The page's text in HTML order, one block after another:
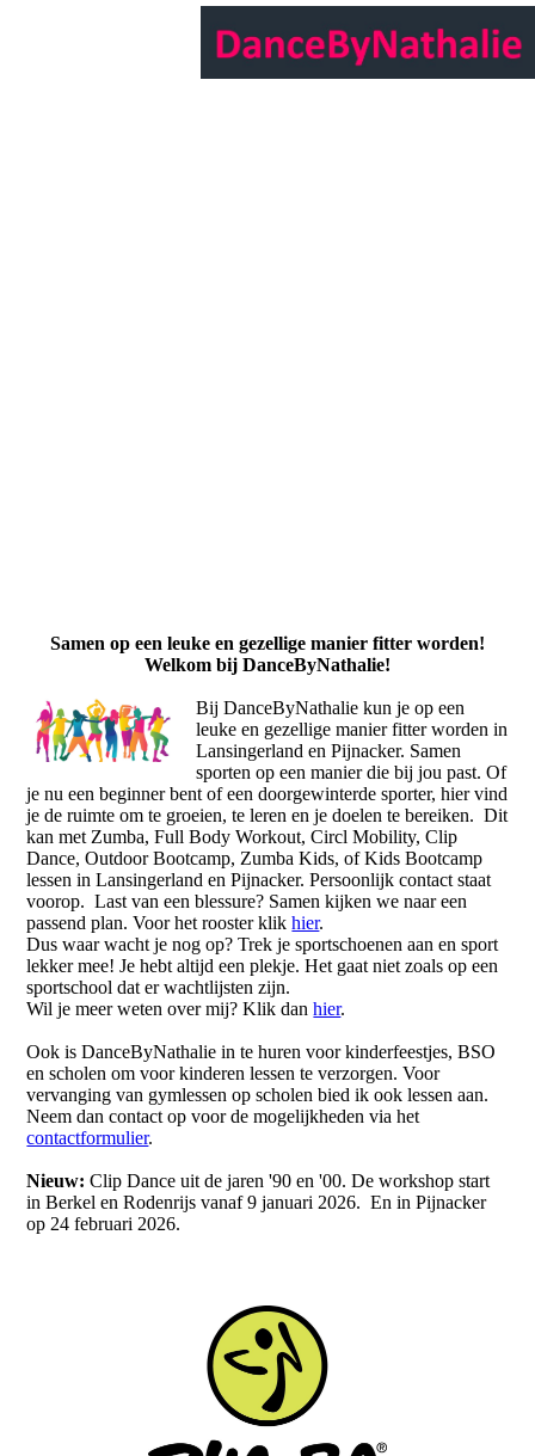
Samen op een leuke en gezellige manier fitter worden!
Welkom bij DanceByNathalie!
Bij DanceByNathalie kun je op een
leuke en gezellige manier fitter worden in
Lansingerland en Pijnacker. Samen
sporten op een manier die bij jou past. Of
je nu een beginner bent of een doorgewinterde sporter, hier vind
je de ruimte om te groeien, te leren en je doelen te bereiken. Dit
kan met Zumba, Full Body Workout, Circl Mobility, Clip
Dance, Outdoor Bootcamp, Zumba Kids, of Kids Bootcamp
lessen in Lansingerland en Pijnacker. Persoonlijk contact staat
voorop. Last van een blessure? Samen kijken we naar een
passend plan. Voor het rooster klikhier.
Dus waar wacht je nog op? Trek je sportschoenen aan en sport
lekker mee! Je hebt altijd een plekje. Het gaat niet zoals op een
sportschool dat er wachtlijsten zijn.
Wil je meer weten over mij? Klik danhier.
Ook is DanceByNathalie in te huren voor kinderfeestjes, BSO
en scholen om voor kinderen lessen te verzorgen. Voor
vervanging van gymlessen op scholen bied ik ook lessen aan.
Neem dan contact op voor de mogelijkheden via het
contactformulier.
Nieuw:Clip Dance uit de jaren '90 en '00. De workshop start
in Berkel en Rodenrijs vanaf 9 januari 2026. En in Pijnacker
op 24 februari 2026.